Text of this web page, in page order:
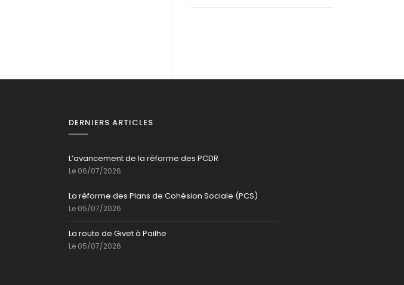
DERNIERS ARTICLES
L’avancement de la réforme des PCDR
Le 06/07/2026
La réforme des Plans de Cohésion Sociale (PCS)
Le 05/07/2026
La route de Givet à Pailhe
Le 05/07/2026